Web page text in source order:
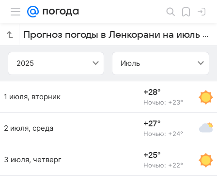
Прогноз погоды в Ленкорани на июль 2025 года
2025 Июль
1 июля, вторник +28°
Ночью: +23°
2 июля, среда +27°
Ночью: +24°
3 июля, четверг +25°
Ночью: +22°